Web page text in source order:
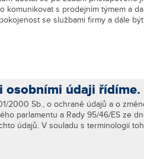
komunikovat s prodejním týmem a
se službami firmy a dále
osobními údaji řídíme.
2000 Sb., o ochraně údajů a o
parlamentu a Rady 95/46/ES ze
údajů. V souladu s terminologií